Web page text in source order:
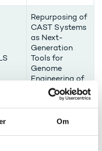
Om
Repurposing of
CAST Systems
as Next-
Generation
Tools for
Genome
Engineering of
Mammalian
Women in the